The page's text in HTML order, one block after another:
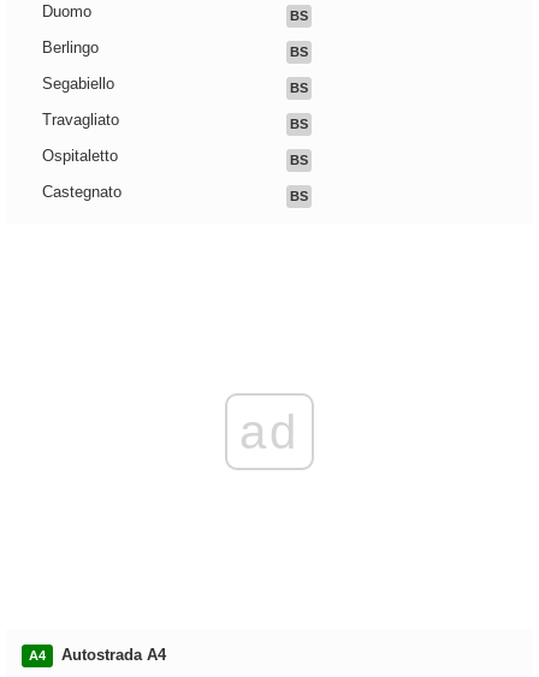
Duomo BS
Berlingo BS
Segabiello BS
Travagliato BS
Ospitaletto BS
Castegnato BS
ad
A4
Autostrada A4